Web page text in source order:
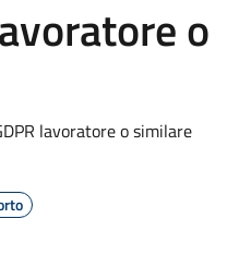
o
lavoratore o similare